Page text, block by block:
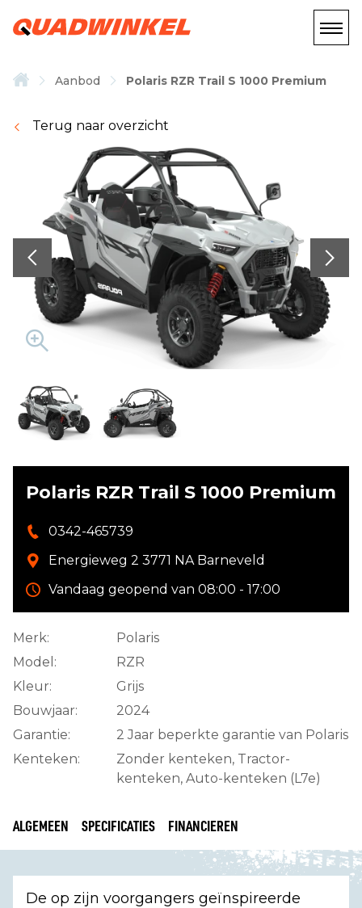
Aanbod Polaris RZR Trail S 1000 Premium
Terug naar overzicht
Polaris RZR Trail S 1000 Premium
0342-465739
Energieweg 2 3771 NA Barneveld
Vandaag geopend van 08:00 - 17:00
Merk:
Polaris
Model:
RZR
Kleur:
Grijs
Bouwjaar:
2024
Garantie:
2 Jaar beperkte garantie van Polaris
Kenteken:
Zonder kenteken, Tractor-
kenteken, Auto-kenteken (L7e)
ALGEMEEN SPECIFICATIES FINANCIEREN
De op zijn voorgangers geïnspireerde